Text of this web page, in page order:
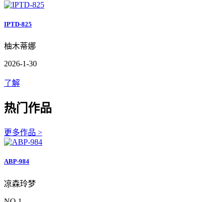
IPTD-825
柚木蒂娜
2026-1-30
了解
热门作品
更多作品 >
ABP-984
凉森玲梦